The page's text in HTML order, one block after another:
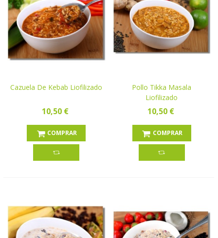
Cazuela De Kebab Liofilizado
10,50 €
COMPRAR
Pollo Tikka Masala
Liofilizado
10,50 €
COMPRAR